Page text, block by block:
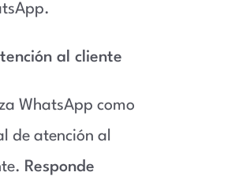
al cliente
WhatsApp como
de atención al
Responde